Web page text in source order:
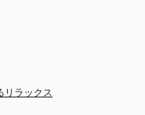
リラックス